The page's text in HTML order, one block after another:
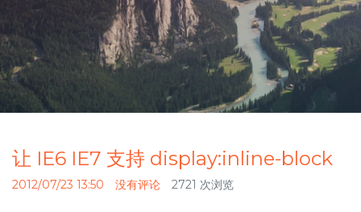
让 IE6 IE7 支持 display:inline-block
2012/07/23 13:50 没有评论 2721 次浏览